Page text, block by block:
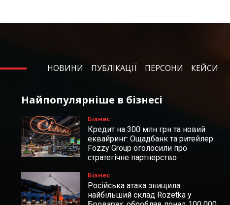
НОВИНИ ПУБЛІКАЦІЇ ПЕРСОНИ КЕЙСИ
Найпопулярніше в бізнесі
Бізнес
Кредит на 300 млн грн та новий
еквайринг: Ощадбанк та ритейлер
Fozzy Group оголосили про
стратегічне партнерство
Бізнес
Російська атака знищила
найбільший склад Rozetka у